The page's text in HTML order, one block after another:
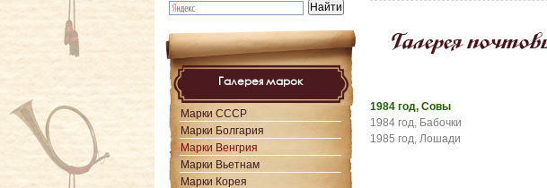
Галерея
1984 год, Совы
1984 год, Бабочки
1985 год, Лошади
Галерея марок
Марки СССР
Марки Болгария
Марки Венгрия
Марки Вьетнам
Марки Корея